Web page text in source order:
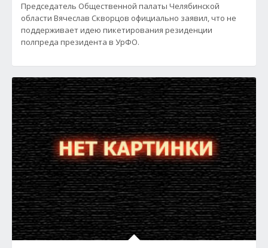
Председатель Общественной палаты Челябинской
области Вячеслав Скворцов официально заявил, что не
поддерживает идею пикетирования резиденции
полпреда президента в УрФО.